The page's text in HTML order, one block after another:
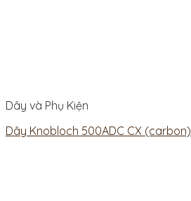
Dây và Phụ Kiện
Dây Knobloch 500ADC CX (carbon)